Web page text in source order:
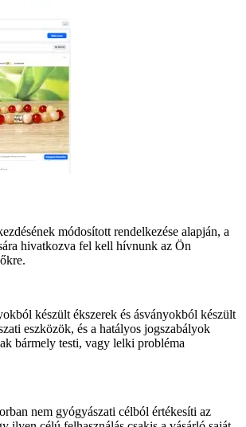
módosított rendelkezése alapján, a
hivatkozva fel kell hívnunk az Ön
készült ékszerek és ásványokból készült
eszközök, és a hatályos jogszabályok
bármely testi, vagy lelki probléma
nem gyógyászati célból értékesíti az